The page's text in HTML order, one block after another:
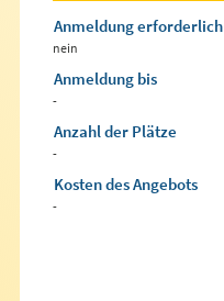
Anmeldung erforderlich
nein
Anmeldung bis
-
Anzahl der Plätze
-
Kosten des Angebots
-